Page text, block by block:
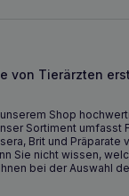
von Tierärzten
Shop
Sortiment umfasst
Brit und
Sie nicht wissen,
bei der Auswahl